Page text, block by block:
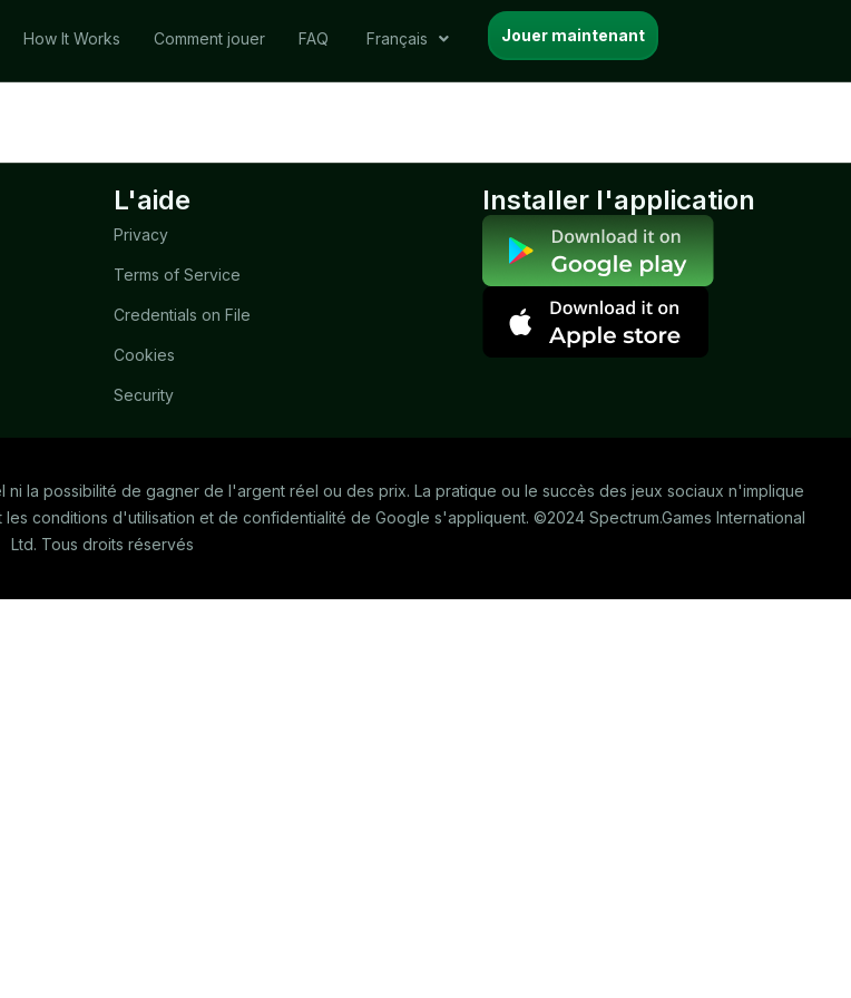
How It Works Comment jouer FAQ Français Jouer maintenant
L'aide
Privacy
Terms of Service
Credentials on File
Cookies
Security
Installer l'application
la possibilité de gagner de l'argent réel ou des prix. La pratique ou le succès des jeux sociaux n'implique
conditions d'utilisation et de confidentialité de Google s'appliquent. ©2024 Spectrum.Games International
Ltd. Tous droits réservés